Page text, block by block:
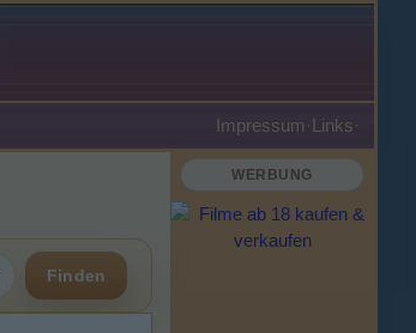
Impressum ·Links·
Finden
WERBUNG